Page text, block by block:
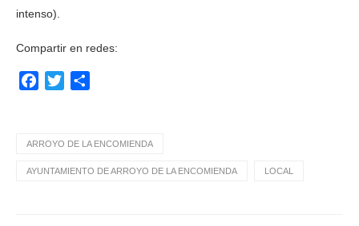
intenso).
Compartir en redes:
Facebook
Twitter
ARROYO DE LA ENCOMIENDA
AYUNTAMIENTO DE ARROYO DE LA ENCOMIENDA LOCAL